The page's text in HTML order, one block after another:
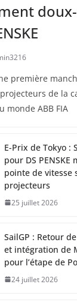
première
de la
monde ABB FIA
E-Prix de Tokyo :
pour DS
pointe de vitesse
projecteurs
25 juillet 2026
SailGP : Retour
et intégration de
pour l’étape de
24 juillet 2026